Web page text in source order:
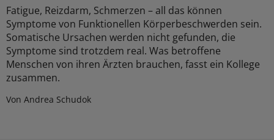
Fatigue, Reizdarm, Schmerzen – all das können
Symptome von Funktionellen Körperbeschwerden sein.
Somatische Ursachen werden nicht gefunden, die
Symptome sind trotzdem real. Was betroffene
Menschen von ihren Ärzten brauchen, fasst ein Kollege
zusammen.
Von Andrea Schudok